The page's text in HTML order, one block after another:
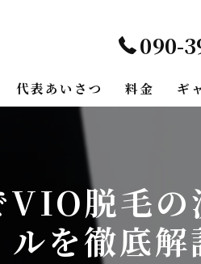
090-
代表あいさつ 料金 ギ
VIO脱毛
ルを徹底解